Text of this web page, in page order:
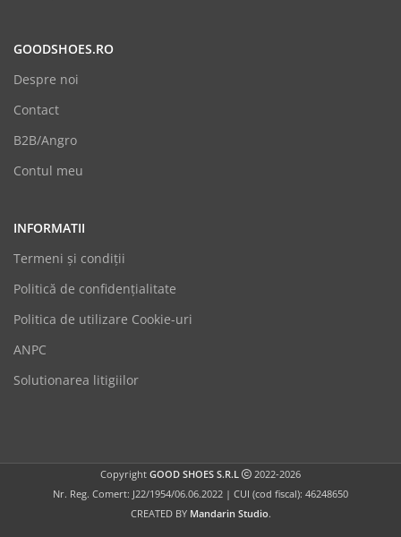
GOODSHOES.RO
Despre noi
Contact
B2B/Angro
Contul meu
INFORMATII
Termeni şi condiții
Politică de confidențialitate
Politica de utilizare Cookie-uri
ANPC
Solutionarea litigiilor
Copyright GOOD SHOES S.R.L
2022-2026
Nr. Reg. Comert: J22/1954/06.06.2022 | CUI (cod fiscal): 46248650
CREATED BY Mandarin Studio.